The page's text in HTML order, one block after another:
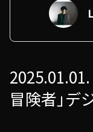
冒険者」デ